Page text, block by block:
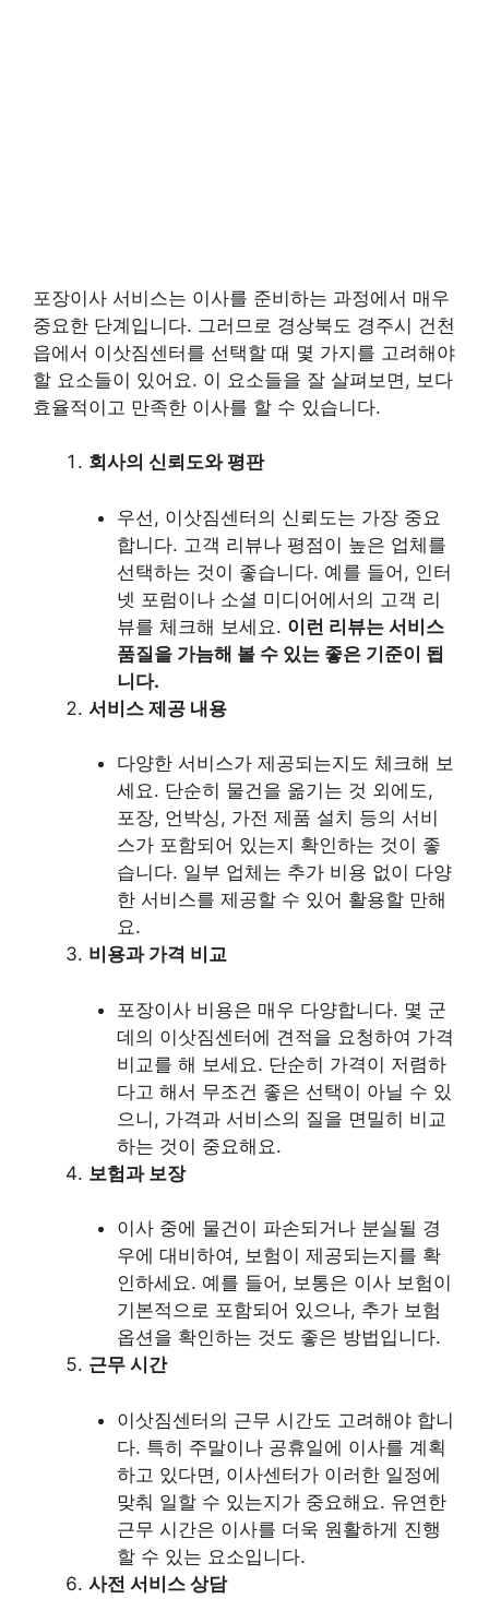
포장이사 서비스는 이사를 준비하는 과정에서 매우
중요한 단계입니다. 그러므로 경상북도 경주시 건천
읍에서 이삿짐센터를 선택할 때 몇 가지를 고려해야
할 요소들이 있어요. 이 요소들을 잘 살펴보면, 보다
효율적이고 만족한 이사를 할 수 있습니다.
회사의 신뢰도와 평판
우선, 이삿짐센터의 신뢰도는 가장 중요
합니다. 고객 리뷰나 평점이 높은 업체를
선택하는 것이 좋습니다. 예를 들어, 인터
넷 포럼이나 소셜 미디어에서의 고객 리
뷰를 체크해 보세요. 이런 리뷰는 서비스
품질을 가늠해 볼 수 있는 좋은 기준이 됩
니다.
서비스 제공 내용
다양한 서비스가 제공되는지도 체크해 보
세요. 단순히 물건을 옮기는 것 외에도,
포장, 언박싱, 가전 제품 설치 등의 서비
스가 포함되어 있는지 확인하는 것이 좋
습니다. 일부 업체는 추가 비용 없이 다양
한 서비스를 제공할 수 있어 활용할 만해
요.
비용과 가격 비교
포장이사 비용은 매우 다양합니다. 몇 군
데의 이삿짐센터에 견적을 요청하여 가격
비교를 해 보세요. 단순히 가격이 저렴하
다고 해서 무조건 좋은 선택이 아닐 수 있
으니, 가격과 서비스의 질을 면밀히 비교
하는 것이 중요해요.
보험과 보장
이사 중에 물건이 파손되거나 분실될 경
우에 대비하여, 보험이 제공되는지를 확
인하세요. 예를 들어, 보통은 이사 보험이
기본적으로 포함되어 있으나, 추가 보험
옵션을 확인하는 것도 좋은 방법입니다.
근무 시간
이삿짐센터의 근무 시간도 고려해야 합니
다. 특히 주말이나 공휴일에 이사를 계획
하고 있다면, 이사센터가 이러한 일정에
맞춰 일할 수 있는지가 중요해요. 유연한
근무 시간은 이사를 더욱 원활하게 진행
할 수 있는 요소입니다.
사전 서비스 상담